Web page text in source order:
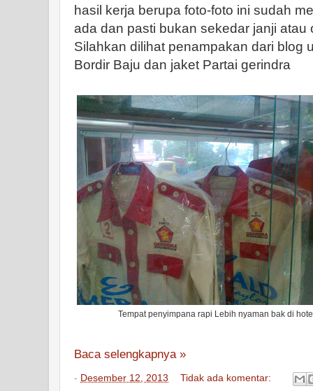
hasil kerja berupa foto-foto ini sudah
ada dan pasti bukan sekedar janji atau
Silahkan dilihat penampakan dari blog
Bordir Baju dan jaket Partai gerindra
Tempat penyimpana rapi Lebih nyaman bak di
Baca selengkapnya »
- Desember 12, 2013 Tidak ada komentar: